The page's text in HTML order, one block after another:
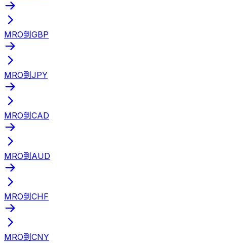
MRO到GBP
MRO到JPY
MRO到CAD
MRO到AUD
MRO到CHF
MRO到CNY